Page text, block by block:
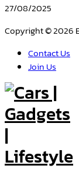
27/08/2025
Copyright © 2026
Contact Us
Join Us